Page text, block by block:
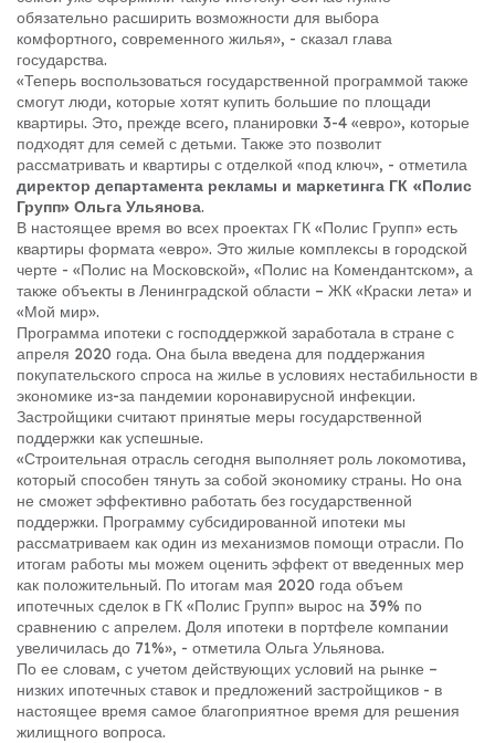
обязательно расширить возможности для выбора
комфортного, современного жилья», - сказал глава
государства.
«Теперь воспользоваться государственной программой также
смогут люди, которые хотят купить большие по площади
квартиры. Это, прежде всего, планировки 3-4 «евро», которые
подходят для семей с детьми. Также это позволит
рассматривать и квартиры с отделкой «под ключ», - отметила
директор департамента рекламы и маркетинга ГК «Полис
Групп» Ольга Ульянова.
В настоящее время во всех проектах ГК «Полис Групп» есть
квартиры формата «евро». Это жилые комплексы в городской
черте - «Полис на Московской», «Полис на Комендантском», а
также объекты в Ленинградской области – ЖК «Краски лета» и
«Мой мир».
Программа ипотеки с господдержкой заработала в стране с
апреля 2020 года. Она была введена для поддержания
покупательского спроса на жилье в условиях нестабильности в
экономике из-за пандемии коронавирусной инфекции.
Застройщики считают принятые меры государственной
поддержки как успешные.
«Строительная отрасль сегодня выполняет роль локомотива,
который способен тянуть за собой экономику страны. Но она
не сможет эффективно работать без государственной
поддержки. Программу субсидированной ипотеки мы
рассматриваем как один из механизмов помощи отрасли. По
итогам работы мы можем оценить эффект от введенных мер
как положительный. По итогам мая 2020 года объем
ипотечных сделок в ГК «Полис Групп» вырос на 39% по
сравнению с апрелем. Доля ипотеки в портфеле компании
увеличилась до 71%», - отметила Ольга Ульянова.
По ее словам, с учетом действующих условий на рынке –
низких ипотечных ставок и предложений застройщиков - в
настоящее время самое благоприятное время для решения
жилищного вопроса.